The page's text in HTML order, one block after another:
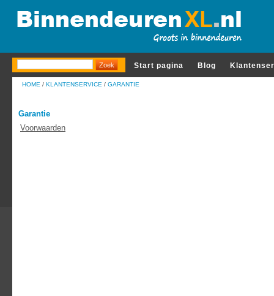
Start pagina Blog
HOME / KLANTENSERVICE / GARANTIE
Garantie
Voorwaarden